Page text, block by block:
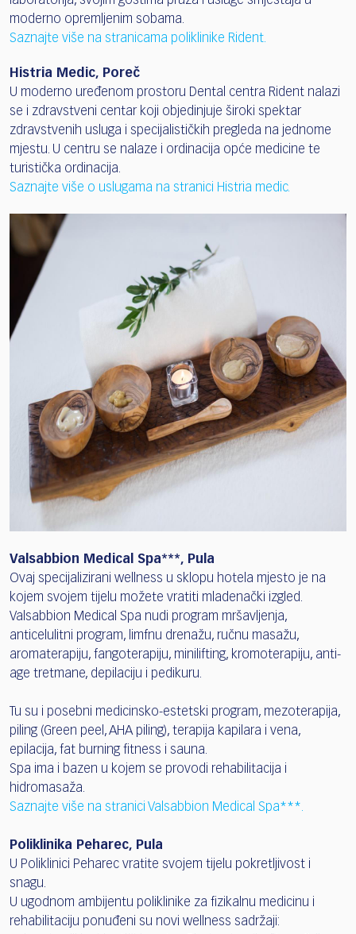
moderno opremljenim sobama.
Saznajte više na stranicama poliklinike Rident.
Histria Medic, Poreč
U moderno uređenom prostoru Dental centra Rident nalazi
se i zdravstveni centar koji objedinjuje široki spektar
zdravstvenih usluga i specijalističkih pregleda na jednome
mjestu. U centru se nalaze i ordinacija opće medicine te
turistička ordinacija.
Saznajte više o uslugama na stranici Histria medic.
Valsabbion Medical Spa***, Pula
Ovaj specijalizirani wellness u sklopu hotela mjesto je na
kojem svojem tijelu možete vratiti mladenački izgled.
Valsabbion Medical Spa nudi program mršavljenja,
anticelulitni program, limfnu drenažu, ručnu masažu,
aromaterapiju, fangoterapiju, minilifting, kromoterapiju, anti-
age tretmane, depilaciju i pedikuru.
Tu su i posebni medicinsko-estetski program, mezoterapija,
piling (Green peel, AHA piling), terapija kapilara i vena,
epilacija, fat burning fitness i sauna.
Spa ima i bazen u kojem se provodi rehabilitacija i
hidromasaža.
Saznajte više na stranici Valsabbion Medical Spa***.
Poliklinika Peharec, Pula
U Poliklinici Peharec vratite svojem tijelu pokretljivost i
snagu.
U ugodnom ambijentu poliklinike za fizikalnu medicinu i
rehabilitaciju ponuđeni su novi wellness sadržaji: